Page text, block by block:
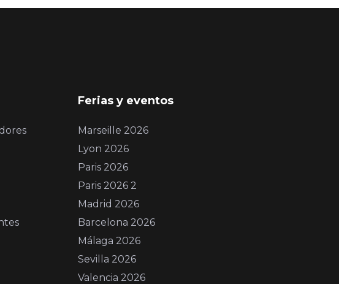
Ferias y eventos
Marseille 2026
Lyon 2026
Paris 2026
Paris 2026 2
Madrid 2026
Barcelona 2026
Málaga 2026
Sevilla 2026
Valencia 2026